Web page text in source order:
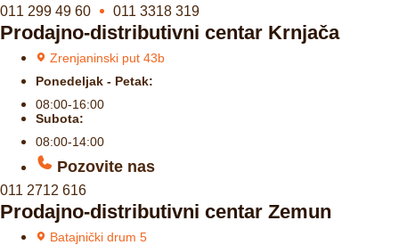
011 299 49 60
011 3318 319
Prodajno-distributivni centar Krnjača
Zrenjaninski put 43b
Ponedeljak - Petak:
08:00-16:00
Subota:
08:00-14:00
Pozovite nas
011 2712 616
Prodajno-distributivni centar Zemun
Batajnički drum 5